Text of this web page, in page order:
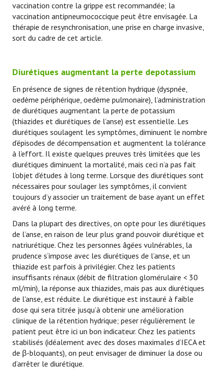
vaccination contre la grippe est recommandée; la
vaccination antipneumococcique peut être envisagée. La
thérapie de resynchronisation, une prise en charge invasive,
sort du cadre de cet article.
Diurétiques augmentant la perte depotassium
En présence de signes de rétention hydrique (dyspnée,
oedème périphérique, oedème pulmonaire), l’administration
de diurétiques augmentant la perte de potassium
(thiazides et diurétiques de l’anse) est essentielle. Les
diurétiques soulagent les symptômes, diminuent le nombre
d’épisodes de décompensation et augmentent la tolérance
à l’effort. Il existe quelques preuves très limitées que les
diurétiques diminuent la mortalité, mais ceci n’a pas fait
l’objet d’études à long terme. Lorsque des diurétiques sont
nécessaires pour soulager les symptômes, il convient
toujours d’y associer un traitement de base ayant un effet
avéré à long terme.
Dans la plupart des directives, on opte pour les diurétiques
de l’anse, en raison de leur plus grand pouvoir diurétique et
natriurétique. Chez les personnes âgées vulnérables, la
prudence s’impose avec les diurétiques de l’anse, et un
thiazide est parfois à privilégier. Chez les patients
insuffisants rénaux (débit de filtration glomérulaire < 30
ml/min), la réponse aux thiazides, mais pas aux diurétiques
de l'anse, est réduite. Le diurétique est instauré à faible
dose qui sera titrée jusqu’à obtenir une amélioration
clinique de la rétention hydrique; peser régulièrement le
patient peut être ici un bon indicateur. Chez les patients
stabilisés (idéalement avec des doses maximales d’IECA et
de β-bloquants), on peut envisager de diminuer la dose ou
d’arrêter le diurétique.